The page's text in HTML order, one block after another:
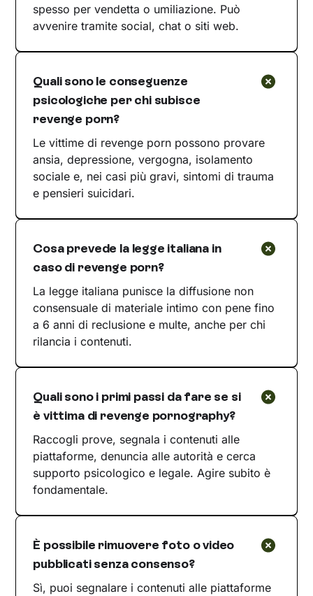
spesso per vendetta o umiliazione. Può
avvenire tramite social, chat o siti web.
Quali sono le conseguenze
psicologiche per chi subisce
revenge porn?
Le vittime di revenge porn possono provare
ansia, depressione, vergogna, isolamento
sociale e, nei casi più gravi, sintomi di trauma
e pensieri suicidari.
Cosa prevede la legge italiana in
caso di revenge porn?
La legge italiana punisce la diffusione non
consensuale di materiale intimo con pene fino
a 6 anni di reclusione e multe, anche per chi
rilancia i contenuti.
Quali sono i primi passi da fare se si
è vittima di revenge pornography?
Raccogli prove, segnala i contenuti alle
piattaforme, denuncia alle autorità e cerca
supporto psicologico e legale. Agire subito è
fondamentale.
È possibile rimuovere foto o video
pubblicati senza consenso?
Sì, puoi segnalare i contenuti alle piattaforme